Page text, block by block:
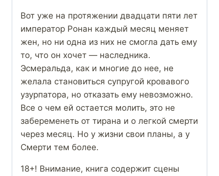
Вот уже на протяжении двадцати пяти лет
император Ронан каждый месяц меняет
жен, но ни одна из них не смогла дать ему
то, что он хочет — наследника.
Эсмеральда, как и многие до нее, не
желала становиться супругой кровавого
узурпатора, но отказать ему невозможно.
Все о чем ей остается молить, это не
забеременеть от тирана и о легкой смерти
через месяц. Но у жизни свои планы, а у
Смерти тем более.
18+! Внимание, книга содержит сцены